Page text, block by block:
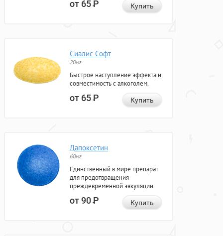
от 65Р Купить
Сиалис Софт
20мг
Быстрое наступление эффекта и
совместимость с алкоголем.
от 65Р Купить
Дапоксетин
60мг
Единственный в мире препарат
для предотвращения
преждевременной эякуляции.
от 90Р Купить